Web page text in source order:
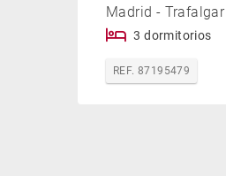
Madrid - Trafalgar
3 dormitorios
REF. 87195479